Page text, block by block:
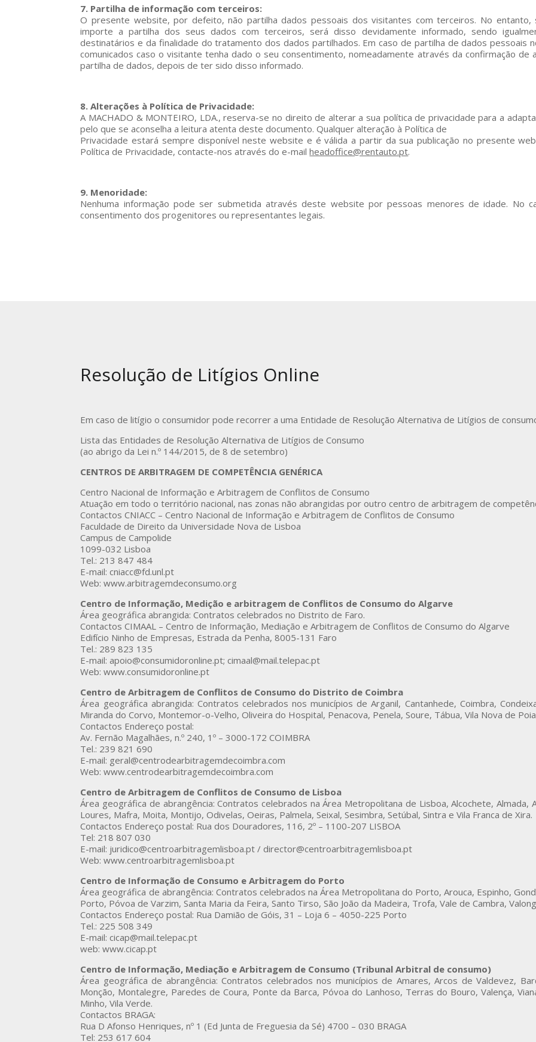
7. Partilha de informação com terceiros:
O presente website, por defeito, não partilha dados pessoais dos visitantes com terceiros. No entanto,
importe a partilha dos seus dados com terceiros, será disso devidamente informado, sendo
destinatários e da finalidade do tratamento dos dados partilhados. Em caso de partilha de dados pessoais
comunicados caso o visitante tenha dado o seu consentimento, nomeadamente através da confirmação de
partilha de dados, depois de ter sido disso informado.
8. Alterações à Política de Privacidade:
A MACHADO & MONTEIRO, LDA., reserva-se no direito de alterar a sua política de privacidade para a
pelo que se aconselha a leitura atenta deste documento. Qualquer alteração à Política de
Privacidade estará sempre disponível neste website e é válida a partir da sua publicação no presente
Política de Privacidade, contacte-nos através do e-mailheadoffice@rentauto.pt.
9. Menoridade:
Nenhuma informação pode ser submetida através deste website por pessoas menores de idade. No
consentimento dos progenitores ou representantes legais.
Resolução de Litígios Online
Em caso de litígio o consumidor pode recorrer a uma Entidade de Resolução Alternativa de Litígios de
Lista das Entidades de Resolução Alternativa de Litígios de Consumo
(ao abrigo da Lei n.º 144/2015, de 8 de setembro)
CENTROS DE ARBITRAGEM DE COMPETÊNCIA GENÉRICA
Centro Nacional de Informação e Arbitragem de Conflitos de Consumo
Atuação em todo o território nacional, nas zonas não abrangidas por outro centro de arbitragem de
Contactos CNIACC – Centro Nacional de Informação e Arbitragem de Conflitos de Consumo
Faculdade de Direito da Universidade Nova de Lisboa
Campus de Campolide
1099-032 Lisboa
Tel.: 213 847 484
E-mail: cniacc@fd.unl.pt
Web: www.arbitragemdeconsumo.org
Centro de Informação, Medição e arbitragem de Conflitos de Consumo do Algarve
Área geográfica abrangida: Contratos celebrados no Distrito de Faro.
Contactos CIMAAL – Centro de Informação, Mediação e Arbitragem de Conflitos de Consumo do Algarve
Edifício Ninho de Empresas, Estrada da Penha, 8005-131 Faro
Tel.: 289 823 135
E-mail: apoio@consumidoronline.pt; cimaal@mail.telepac.pt
Web: www.consumidoronline.pt
Centro de Arbitragem de Conflitos de Consumo do Distrito de Coimbra
Área geográfica abrangida: Contratos celebrados nos municípios de Arganil, Cantanhede, Coimbra,
Miranda do Corvo, Montemor-o-Velho, Oliveira do Hospital, Penacova, Penela, Soure, Tábua, Vila Nova de
Contactos Endereço postal:
Av. Fernão Magalhães, n.º 240, 1º – 3000-172 COIMBRA
Tel.: 239 821 690
E-mail: geral@centrodearbitragemdecoimbra.com
Web: www.centrodearbitragemdecoimbra.com
Centro de Arbitragem de Conflitos de Consumo de Lisboa
Área geográfica de abrangência: Contratos celebrados na Área Metropolitana de Lisboa, Alcochete, Almada,
Loures, Mafra, Moita, Montijo, Odivelas, Oeiras, Palmela, Seixal, Sesimbra, Setúbal, Sintra e Vila Franca de Xira.
Contactos Endereço postal: Rua dos Douradores, 116, 2º – 1100-207 LISBOA
Tel: 218 807 030
E-mail: juridico@centroarbitragemlisboa.pt / director@centroarbitragemlisboa.pt
Web: www.centroarbitragemlisboa.pt
Centro de Informação de Consumo e Arbitragem do Porto
Área geográfica de abrangência: Contratos celebrados na Área Metropolitana do Porto, Arouca, Espinho,
Porto, Póvoa de Varzim, Santa Maria da Feira, Santo Tirso, São João da Madeira, Trofa, Vale de Cambra,
Contactos Endereço postal: Rua Damião de Góis, 31 – Loja 6 – 4050-225 Porto
Tel.: 225 508 349
E-mail: cicap@mail.telepac.pt
web: www.cicap.pt
Centro de Informação, Mediação e Arbitragem de Consumo (Tribunal Arbitral de consumo)
Área geográfica de abrangência: Contratos celebrados nos municípios de Amares, Arcos de Valdevez,
Monção, Montalegre, Paredes de Coura, Ponte da Barca, Póvoa do Lanhoso, Terras do Bouro, Valença,
Minho, Vila Verde.
Contactos BRAGA:
Rua D Afonso Henriques, nº 1 (Ed Junta de Freguesia da Sé) 4700 – 030 BRAGA
Tel: 253 617 604